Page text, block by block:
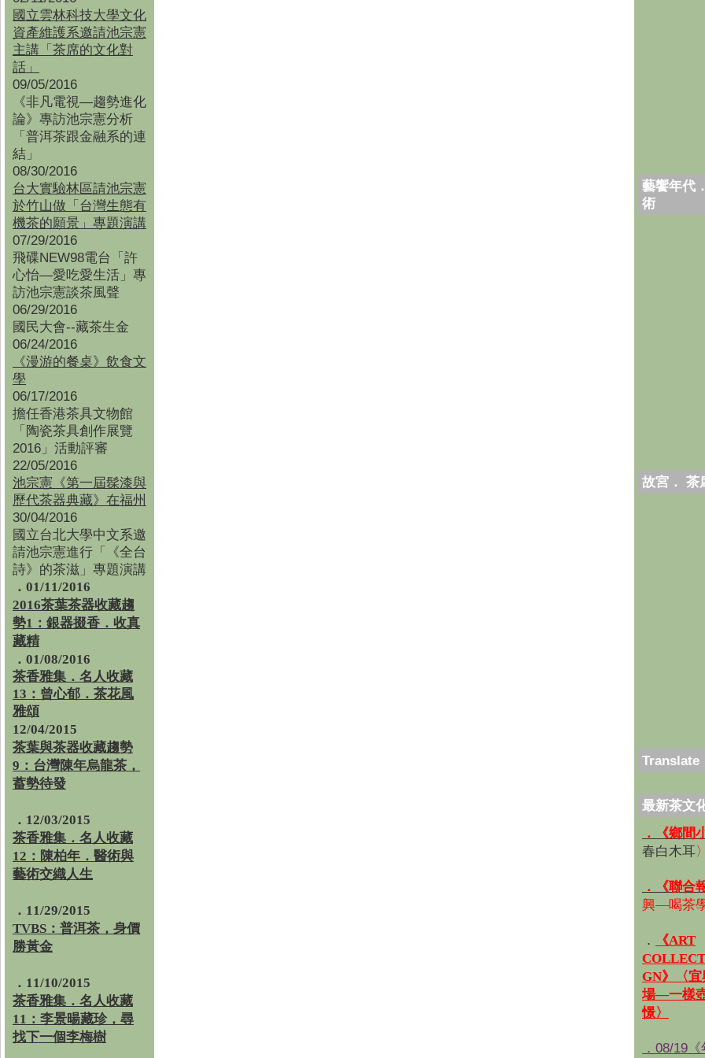
國立雲林科技大學文化
資產維護系邀請池宗憲
主講「茶席的文化對
話」
09/05/2016
《非凡電視—趨勢進化
論》專訪池宗憲分析
「普洱茶跟金融系的連
結」
08/30/2016
台大實驗林區請池宗憲
於竹山做「台灣生態有
機茶的願景」專題演講
07/29/2016
飛碟NEW98電台「許
心怡—愛吃愛生活」專
訪池宗憲談茶風聲
06/29/2016
國民大會--藏茶生金
06/24/2016
《漫游的餐桌》飲食文
學
06/17/2016
擔任香港茶具文物館
「陶瓷茶具創作展覽
2016」活動評審
22/05/2016
池宗憲《第一屆髹漆與
歷代茶器典藏》在福州
30/04/2016
國立台北大學中文系邀
請池宗憲進行「《全台
詩》的茶滋」專題演講
．01/11/2016
2016茶葉茶器收藏趨
勢1：銀器掇香．收真
藏精
．01/08/2016
茶香雅集 ． 名人收藏
13：曾心郁．茶花風
雅頌
12/04/2015
茶葉與茶器收藏趨勢
9：台灣陳年烏龍茶，
蓄勢待發
．12/03/2015
茶香雅集．名人收藏
12：陳柏年．醫術與
藝術交織人生
．11/29/2015
TVBS：普洱茶，身價
勝黃金
．11/10/2015
茶香雅集．名人收藏
11：李景暘藏珍，尋
找下一個李梅樹
藝饗年代
術
故宮． 茶
Translate
最新茶文
．《鄉間
春白木耳〉
．《聯合
興—喝茶
．
《ART
GN》〈
場—一樣
憬〉
．08/19